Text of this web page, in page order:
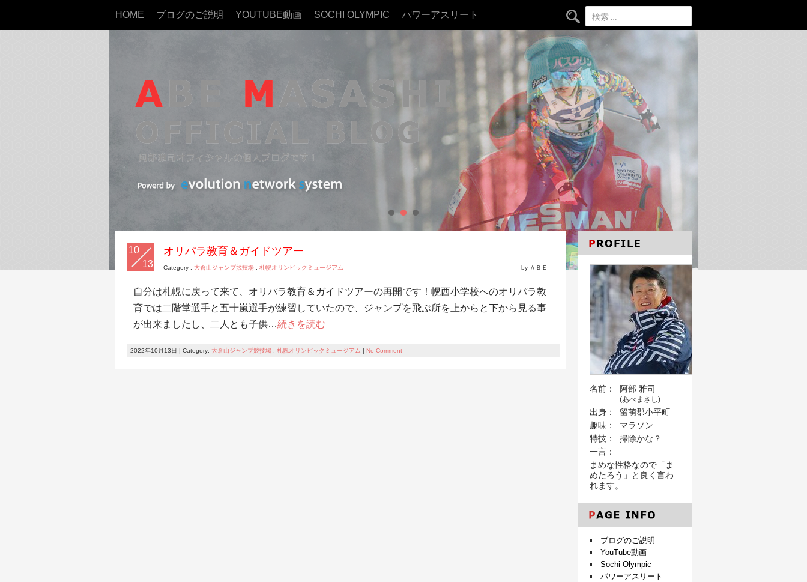
HOME ブログのご説明 YOUTUBE動画 SOCHI OLYMPIC パワーアスリート 検索:
10
13
オリパラ教育＆ガイドツアー
Category : 大倉山ジャンプ競技場 札幌オリンピックミュージアム by ＡＢＥ
自分は札幌に戻って来て、オリパラ教育＆ガイドツアーの再開です！幌西小学校へのオリパラ教
育では二階堂選手と五十嵐選手が練習していたので、ジャンプを飛ぶ所を上からと下から見る事
が出来ましたし、二人とも子供…続きを読む
2022年10月13日 | Category: 大倉山ジャンプ競技場 札幌オリンピックミュージアム | No Comment
名前： 阿部 雅司
(あべまさし)
出身：
留萌郡小平町
趣味：
マラソン
特技：
掃除かな？
一言：
まめな性格なので「ま
めたろう」と良く言わ
れます。
ブログのご説明
YouTube動画
Sochi Olympic
パワーアスリート